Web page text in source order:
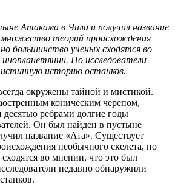
Атакама в Чили и получил название
теорий происхождения
большинство ученых сходятся во
Но исследователи
историю останков.
окружены тайной и мистикой.
коническим черепом,
ребрами долгие годы
Он был найден в пустыне
название «Ата». Существует
необычного скелета, но
во мнении, что это был
недавно обнаружили